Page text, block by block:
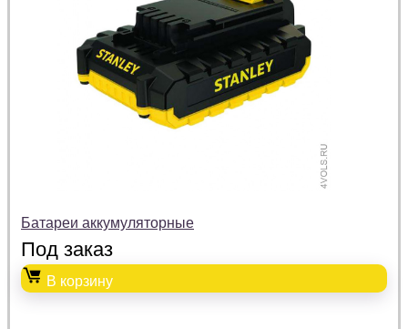
Батареи аккумуляторные
Под заказ
В корзину